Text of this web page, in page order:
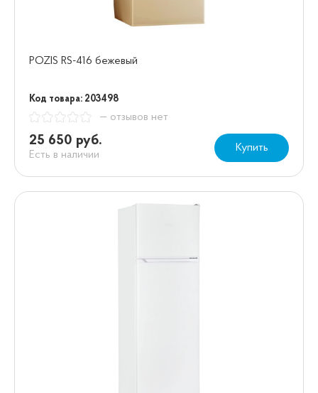
POZIS RS-416 бежевый
Код товара: 203498
— отзывов нет
25 650 руб.
Есть в наличии
Купить